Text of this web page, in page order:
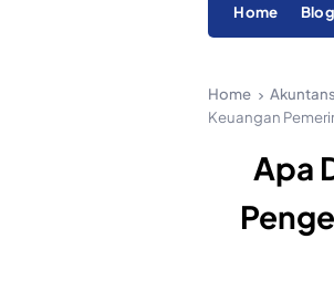
Home Blog
Home
Keuangan
Apa